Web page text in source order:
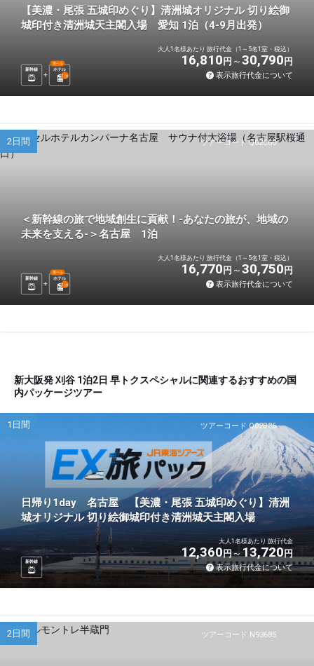
【美濃・尾張 五城印めぐり】清洲城オリジナル 切り絵御
城印付き清洲城天主閣入場 愛知 1泊（4-9月出発）
新幹線 ホテル
選べる
1 泊
大人1名様あたり 旅行代金（1～5名1室・税込）
16,810 円 30,790 円
表示旅行代金について
ツアーコード Q02C60
2日間
＜新幹線の旅で地域創生に貢献！-あなたの旅が、地域の
未来を支える-＞名古屋 1泊
新幹線 ホテル
選べる
1 泊
大人1名様あたり 旅行代金（1～5名1室・税込）
16,770 円 30,750 円
表示旅行代金について
新大阪発 刈谷 1泊2日 早トクスペシャルに関連するおすすめの国
内パッケージツアー
ツアーコード Q02B36
1日間
日帰り1day 名古屋 【美濃・尾張 五城印めぐり】清洲
城オリジナル 切り絵御城印付き清洲城天主閣入場
新幹線
大人1名様あたり 旅行代金
12,360円 13,720円
表示旅行代金について
ツアーコード N93685
2日間